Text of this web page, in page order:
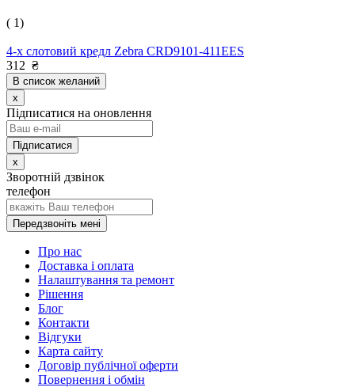
( 1)
4-х слотовий кредл Zebra CRD9101-411EES
312 ₴
В список желаний
x
Підписатися на оновлення
x
Зворотній дзвінок
телефон
Передзвоніть мені
Про нас
Доставка і оплата
Налаштування та ремонт
Рішення
Блог
Контакти
Відгуки
Карта сайту
Договір публічної оферти
Повернення і обмін